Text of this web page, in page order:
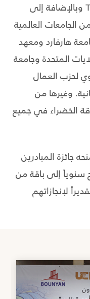
وعلى رأسها مؤتمر TEDxRamallah وبالإضافة إلى
الجامعات العالمية
هارفارد ومعهد
المتحدة وجامعة
لحزب العمال
وغيرها من
الخضراء في جميع
المبادرين
تمنح سنوياً إلى باقة من
لإنجازاتهم